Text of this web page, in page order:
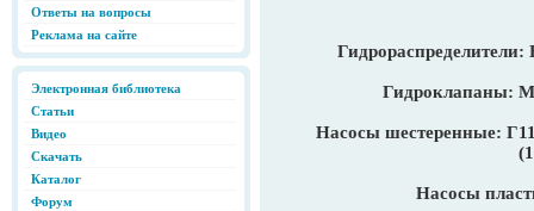
Ответы на вопросы
Реклама на сайте
Электронная библиотека
Статьи
Видео
Скачать
Каталог
Форум
Гидроклапаны:
Насосы шестеренные:
Насосы